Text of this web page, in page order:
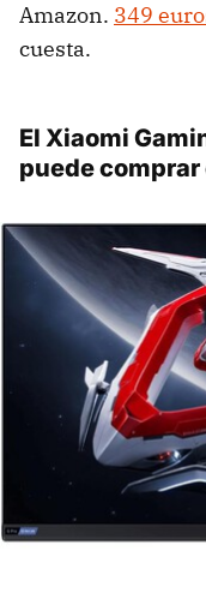
Amazon. 349
cuesta.
El Xiaomi
puede